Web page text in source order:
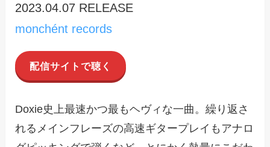
2023.04.07 RELEASE
monchént records
配信サイトで聴く
Doxie史上最速かつ最もヘヴィな一曲。繰り返さ
れるメインフレーズの高速ギタープレイもアナロ